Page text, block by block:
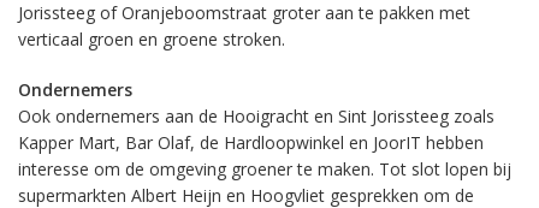
Jorissteeg of Oranjeboomstraat groter aan te pakken met
verticaal groen en groene stroken.
Ondernemers
Ook ondernemers aan de Hooigracht en Sint Jorissteeg zoals
Kapper Mart, Bar Olaf, de Hardloopwinkel en JoorIT hebben
interesse om de omgeving groener te maken. Tot slot lopen bij
supermarkten Albert Heijn en Hoogvliet gesprekken om de